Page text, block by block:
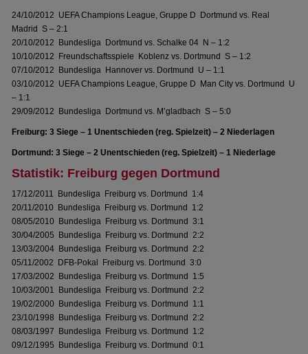
24/10/2012 UEFA Champions League, Gruppe D Dortmund vs. Real
Madrid S – 2:1
20/10/2012 Bundesliga Dortmund vs. Schalke 04 N – 1:2
10/10/2012 Freundschaftsspiele Koblenz vs. Dortmund S – 1:2
07/10/2012 Bundesliga Hannover vs. Dortmund U – 1:1
03/10/2012 UEFA Champions League, Gruppe D Man City vs. Dortmund U
– 1:1
29/09/2012 Bundesliga Dortmund vs. M’gladbach S – 5:0
Freiburg: 3 Siege – 1 Unentschieden (reg. Spielzeit) – 2 Niederlagen
Dortmund: 3 Siege – 2 Unentschieden (reg. Spielzeit) – 1 Niederlage
Statistik: Freiburg gegen Dortmund
17/12/2011 Bundesliga Freiburg vs. Dortmund 1:4
20/11/2010 Bundesliga Freiburg vs. Dortmund 1:2
08/05/2010 Bundesliga Freiburg vs. Dortmund 3:1
30/04/2005 Bundesliga Freiburg vs. Dortmund 2:2
13/03/2004 Bundesliga Freiburg vs. Dortmund 2:2
05/11/2002 DFB-Pokal Freiburg vs. Dortmund 3:0
17/03/2002 Bundesliga Freiburg vs. Dortmund 1:5
10/03/2001 Bundesliga Freiburg vs. Dortmund 2:2
19/02/2000 Bundesliga Freiburg vs. Dortmund 1:1
23/10/1998 Bundesliga Freiburg vs. Dortmund 2:2
08/03/1997 Bundesliga Freiburg vs. Dortmund 1:2
09/12/1995 Bundesliga Freiburg vs. Dortmund 0:1